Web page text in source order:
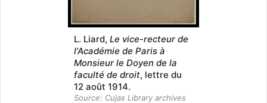
L. Liard, Le vice-recteur de
l'Académie de Paris à
Monsieur le Doyen de la
faculté de droit, lettre du
12 août 1914.
Source: Cujas Library archives